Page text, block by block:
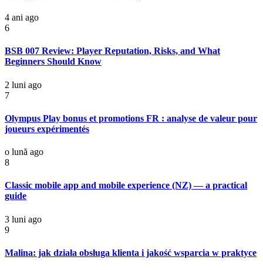
4 ani ago
6
BSB 007 Review: Player Reputation, Risks, and What
Beginners Should Know
2 luni ago
7
Olympus Play bonus et promotions FR : analyse de valeur pour
joueurs expérimentés
o lună ago
8
Classic mobile app and mobile experience (NZ) — a practical
guide
3 luni ago
9
Malina: jak działa obsługa klienta i jakość wsparcia w praktyce